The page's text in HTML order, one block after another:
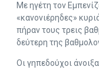
Με ηγέτη τον
«κανονιέρηδες»
πήραν τους τρεις
δεύτερη της
Οι γηπεδούχοι